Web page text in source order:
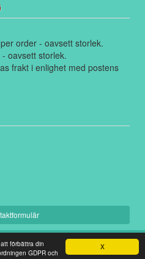
X
förbättra din
GDPR och
order - oavsett storlek.
oavsett storlek.
frakt i enlighet med postens
-Webshop levererad av